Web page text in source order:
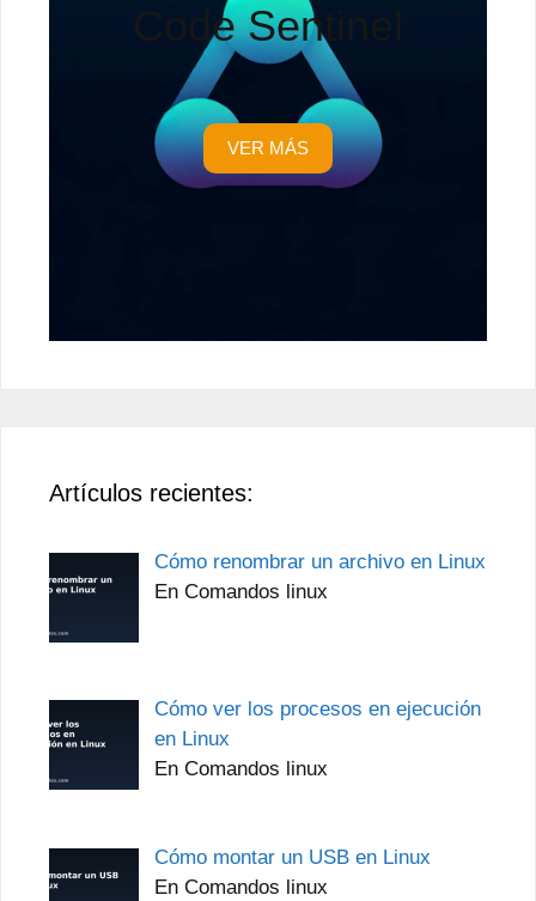
Code Sentinel
VER MÁS
Artículos recientes:
Cómo renombrar un archivo en Linux
En Comandos linux
Cómo ver los procesos en ejecución
en Linux
En Comandos linux
Cómo montar un USB en Linux
En Comandos linux